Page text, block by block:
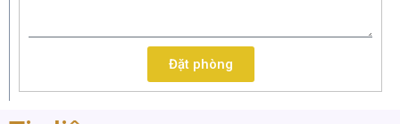
Đặt phòng